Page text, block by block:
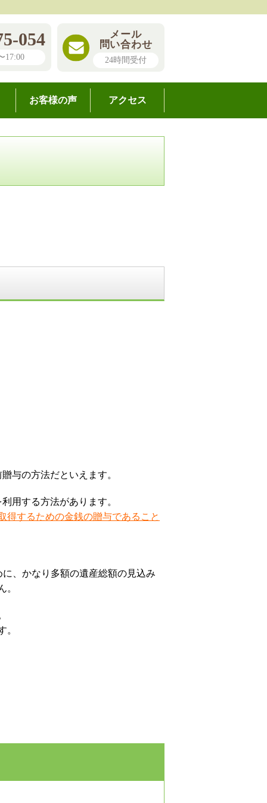
054
17:00
メール
問い合わせ
24時間受付
お客様の声 アクセス
与の方法だといえます。
用する方法があります。
得するための金銭の贈与であること
、かなり多額の遺産総額の見込み
。
。